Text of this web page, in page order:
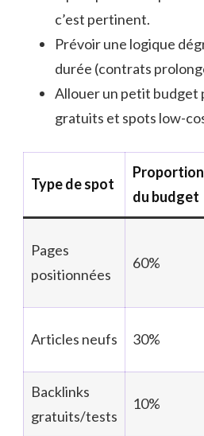
c’est pertinent.
Prévoir une logique
durée (contrats
Allouer un petit budget
gratuits et spots low-
Type de spot
Proportion
du budget
Pages
positionnées
60%
Articles neufs 30%
Backlinks
gratuits/tests
10%